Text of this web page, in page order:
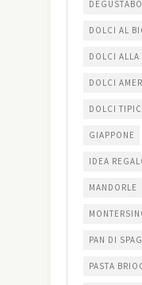
DOLCI AL
DOLCI ALLA
DOLCI
DOLCI
GIAPPONE
IDEA
MANDORLE
PAN DI
PASTA